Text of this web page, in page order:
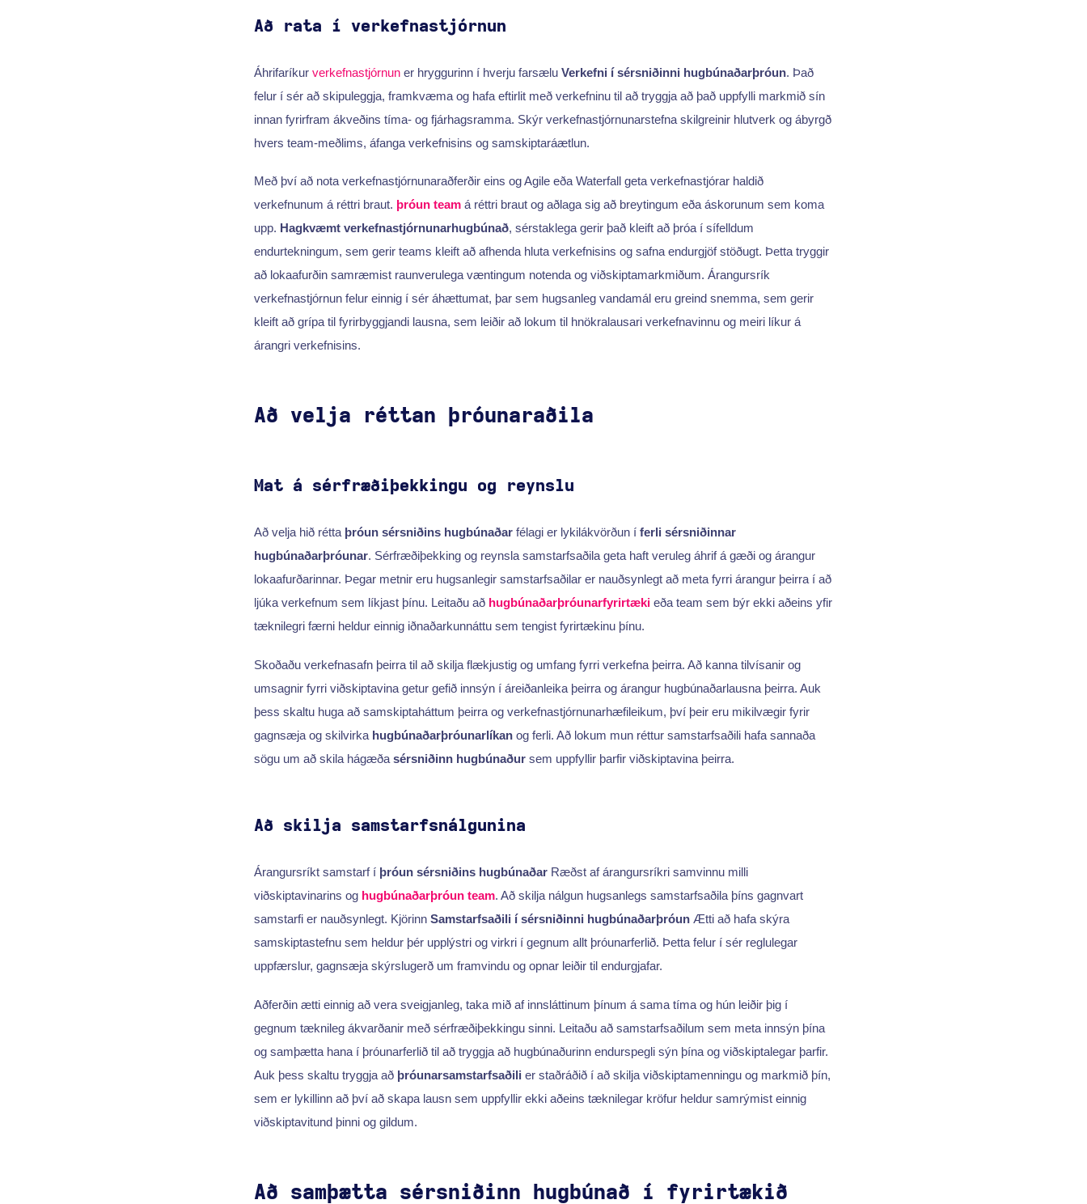
Að rata í verkefnastjórnun
Áhrifaríkur verkefnastjórnuner hryggurinn í hverju farsælu Verkefni í sérsniðinni hugbúnaðarþróun. Það
felur í sér að skipuleggja, framkvæma og hafa eftirlit með verkefninu til að tryggja að það uppfylli markmið sín
innan fyrirfram ákveðins tíma- og fjárhagsramma. Skýr verkefnastjórnunarstefna skilgreinir hlutverk og ábyrgð
hvers team-meðlims, áfanga verkefnisins og samskiptaráætlun.
Með því að nota verkefnastjórnunaraðferðir eins og Agile eða Waterfall geta verkefnastjórar haldið
verkefnunum á réttri braut. þróun teamá réttri braut og aðlaga sig að breytingum eða áskorunum sem koma
upp. Hagkvæmt verkefnastjórnunarhugbúnað, sérstaklega gerir það kleift að þróa í sífelldum
endurtekningum, sem gerir teams kleift að afhenda hluta verkefnisins og safna endurgjöf stöðugt. Þetta tryggir
að lokaafurðin samræmist raunverulega væntingum notenda og viðskiptamarkmiðum. Árangursrík
verkefnastjórnun felur einnig í sér áhættumat, þar sem hugsanleg vandamál eru greind snemma, sem gerir
kleift að grípa til fyrirbyggjandi lausna, sem leiðir að lokum til hnökralausari verkefnavinnu og meiri líkur á
árangri verkefnisins.
Að velja réttan þróunaraðila
Mat á sérfræðiþekkingu og reynslu
Að velja hið rétta þróun sérsniðins hugbúnaðarfélagi er lykilákvörðun í ferli sérsniðinnar
hugbúnaðarþróunar. Sérfræðiþekking og reynsla samstarfsaðila geta haft veruleg áhrif á gæði og árangur
lokaafurðarinnar. Þegar metnir eru hugsanlegir samstarfsaðilar er nauðsynlegt að meta fyrri árangur þeirra í að
ljúka verkefnum sem líkjast þínu. Leitaðu að hugbúnaðarþróunarfyrirtækieða team sem býr ekki aðeins yfir
tæknilegri færni heldur einnig iðnaðarkunnáttu sem tengist fyrirtækinu þínu.
Skoðaðu verkefnasafn þeirra til að skilja flækjustig og umfang fyrri verkefna þeirra. Að kanna tilvísanir og
umsagnir fyrri viðskiptavina getur gefið innsýn í áreiðanleika þeirra og árangur hugbúnaðarlausna þeirra. Auk
þess skaltu huga að samskiptaháttum þeirra og verkefnastjórnunarhæfileikum, því þeir eru mikilvægir fyrir
gagnsæja og skilvirka hugbúnaðarþróunarlíkanog ferli. Að lokum mun réttur samstarfsaðili hafa sannaða
sögu um að skila hágæða sérsniðinn hugbúnaðursem uppfyllir þarfir viðskiptavina þeirra.
Að skilja samstarfsnálgunina
Árangursríkt samstarf í þróun sérsniðins hugbúnaðarRæðst af árangursríkri samvinnu milli
viðskiptavinarins og hugbúnaðarþróun team. Að skilja nálgun hugsanlegs samstarfsaðila þíns gagnvart
samstarfi er nauðsynlegt. Kjörinn Samstarfsaðili í sérsniðinni hugbúnaðarþróunÆtti að hafa skýra
samskiptastefnu sem heldur þér upplýstri og virkri í gegnum allt þróunarferlið. Þetta felur í sér reglulegar
uppfærslur, gagnsæja skýrslugerð um framvindu og opnar leiðir til endurgjafar.
Aðferðin ætti einnig að vera sveigjanleg, taka mið af innsláttinum þínum á sama tíma og hún leiðir þig í
gegnum tæknileg ákvarðanir með sérfræðiþekkingu sinni. Leitaðu að samstarfsaðilum sem meta innsýn þína
og samþætta hana í þróunarferlið til að tryggja að hugbúnaðurinn endurspegli sýn þína og viðskiptalegar þarfir.
Auk þess skaltu tryggja að þróunarsamstarfsaðili er staðráðið í að skilja viðskiptamenningu og markmið þín,
sem er lykillinn að því að skapa lausn sem uppfyllir ekki aðeins tæknilegar kröfur heldur samrýmist einnig
viðskiptavitund þinni og gildum.
Að samþætta sérsniðinn hugbúnað í fyrirtækið